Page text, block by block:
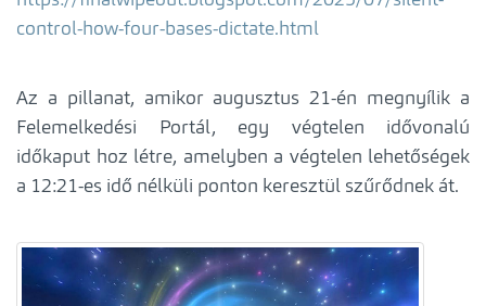
control-how-four-bases-dictate.html
Az a pillanat, amikor augusztus 21-én megnyílik a
Felemelkedési Portál, egy végtelen idővonalú
időkaput hoz létre, amelyben a végtelen lehetőségek
a 12:21-es idő nélküli ponton keresztül szűrődnek át.